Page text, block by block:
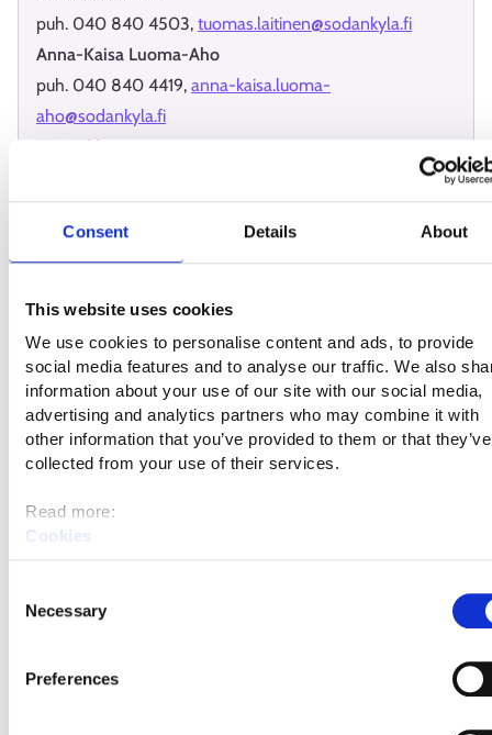
Consent Details About
This website uses cookies
We use cookies to personalise content and ads, to provide
social media features and to analyse our traffic. We also
information about your use of our site with our social media,
advertising and analytics partners who may combine it with
other information that you’ve provided to them or that they’ve
collected from your use of their services.
Read more:
Cookies
Selection
Necessary
Preferences
puh. 040 840 4503, tuomas.laitinen@sodankyla.fi
Anna-Kaisa Luoma-Aho
puh. 040 840 4419, anna-kaisa.luoma-
aho@sodankyla.fi
Piia Mikkonen
Paula Kursu
puh. 040 840 4640,
paula.kursu@sodankyla.fi
Minna Suominen
puh. 040 172 2128,
minna.suominen@sodankyla.fi
Maksatus
Palkkatuen, starttirahan, harkinnanvaraisen
kulukorvauksen, työolosuhteiden järjestelytuen sekä
matka- ja yöpymiskustannusten
yhteydessä